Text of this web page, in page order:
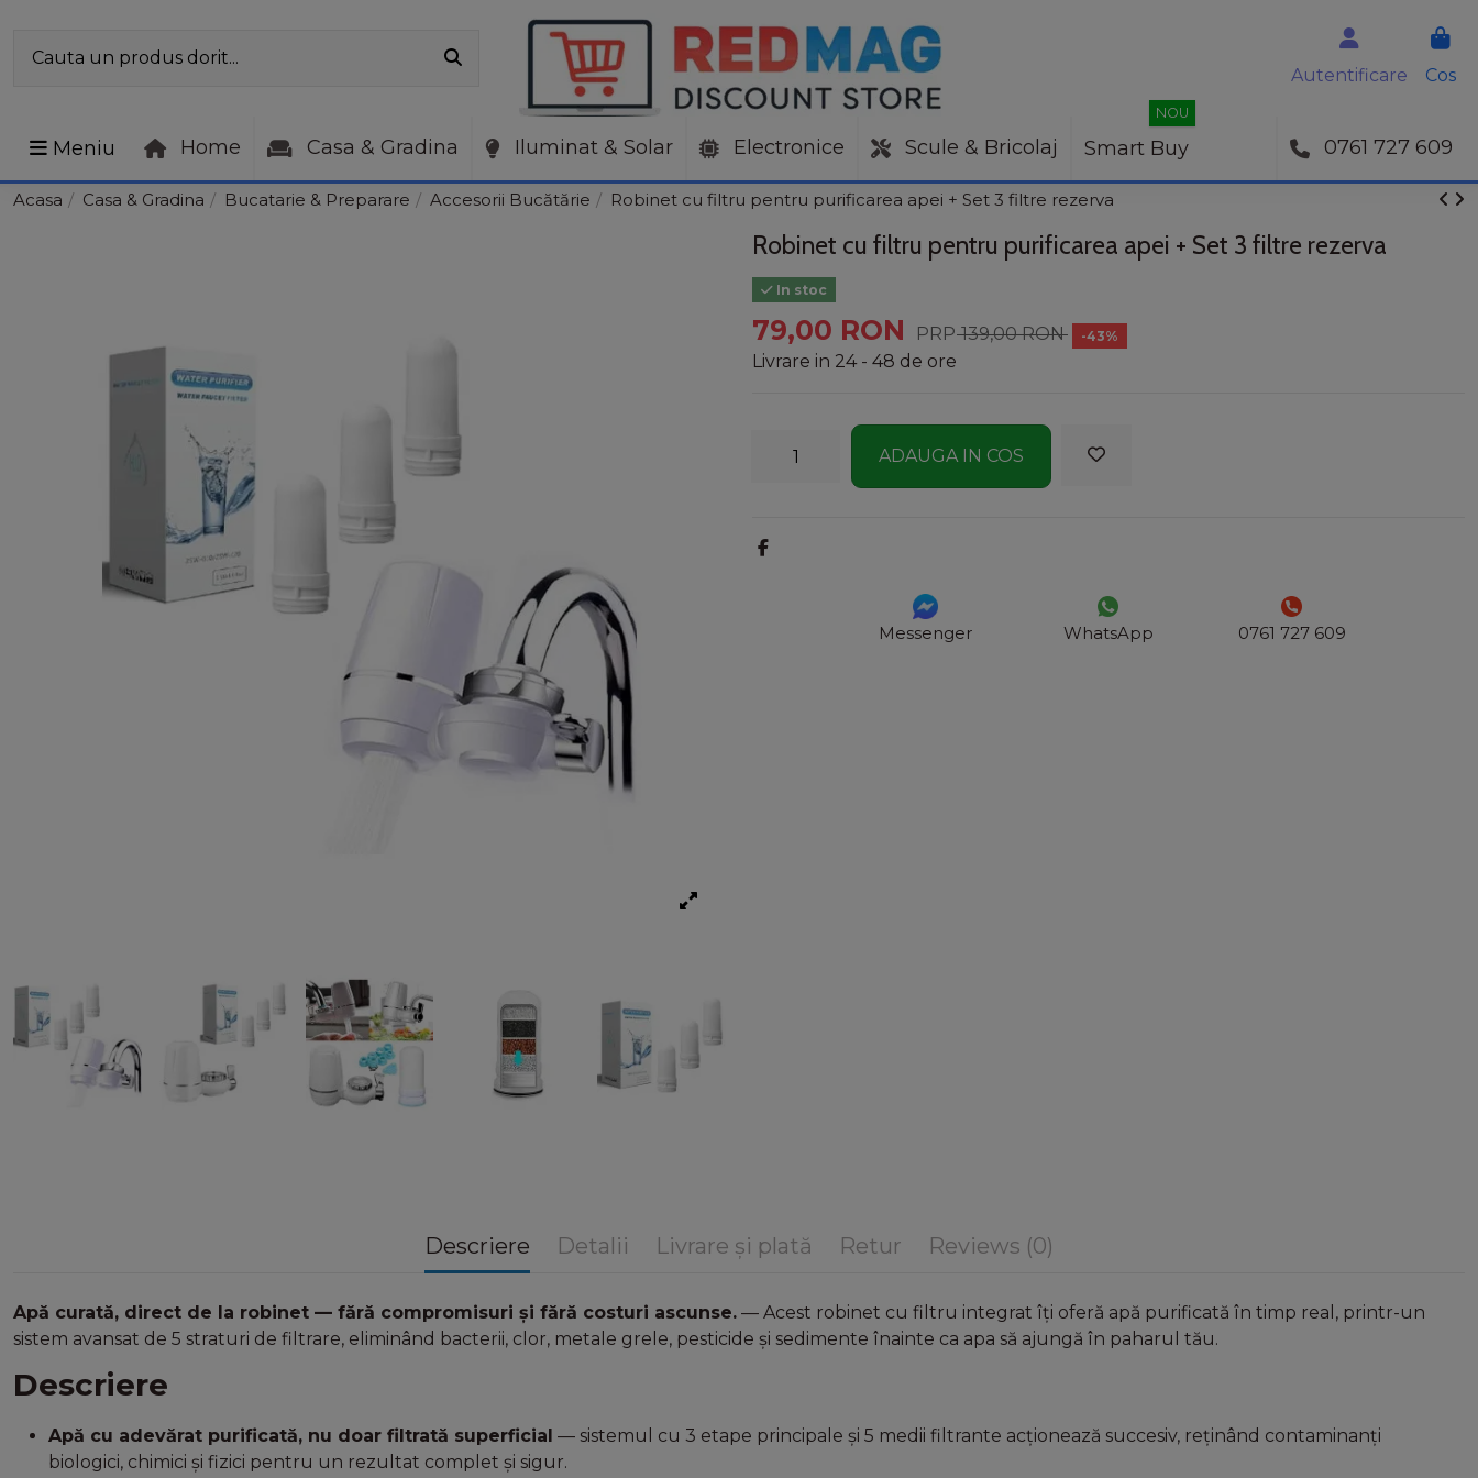
Autentificare Cos
Meniu Home Casa & Gradina Iluminat & Solar Electronice Scule & Bricolaj Smart Buy
NOU
0761 727 609
Acasa Casa & Gradina Bucatarie & Preparare Accesorii Bucătărie Robinet cu filtru pentru purificarea apei + Set 3 filtre rezerva
Robinet cu filtru pentru purificarea apei + Set 3 filtre rezerva
In stoc
79,00 RON 139,00 RON -43%
Livrare in 24 - 48 de ore
ADAUGA IN COS
Messenger WhatsApp 0761 727 609
Descriere Detalii Livrare și plată Retur Reviews (0)
Apă curată, direct de la robinet — fără compromisuri și fără costuri ascunse. — Acest robinet cu filtru integrat îți oferă apă purificată în timp real, printr-un
sistem avansat de 5 straturi de filtrare, eliminând bacterii, clor, metale grele, pesticide și sedimente înainte ca apa să ajungă în paharul tău.
Descriere
Apă cu adevărat purificată, nu doar filtrată superficial — sistemul cu 3 etape principale și 5 medii filtrante acționează succesiv, reținând contaminanți
biologici, chimici și fizici pentru un rezultat complet și sigur.